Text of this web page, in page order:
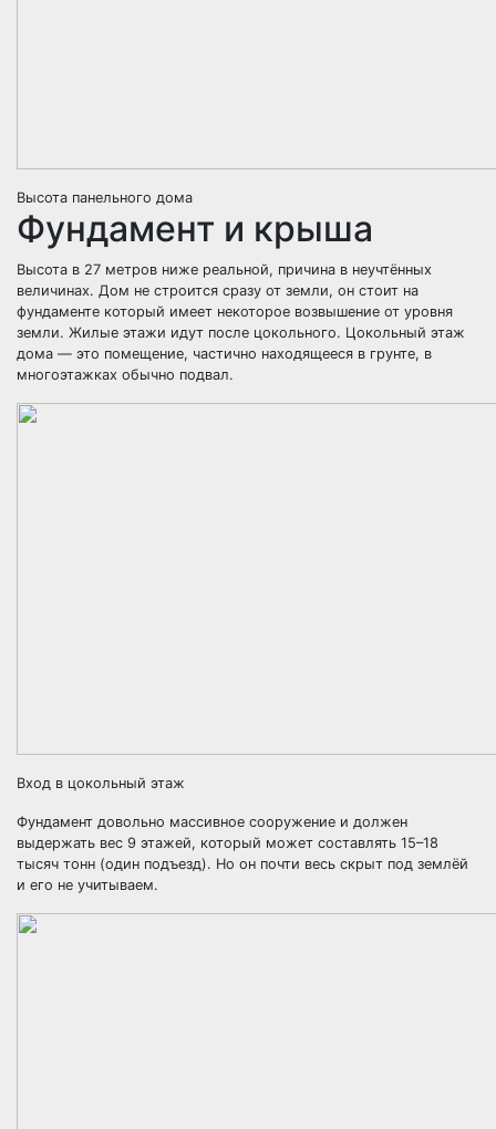
Высота панельного дома
Фундамент и крыша
Высота в 27 метров ниже реальной, причина в неучтённых
величинах. Дом не строится сразу от земли, он стоит на
фундаменте который имеет некоторое возвышение от уровня
земли. Жилые этажи идут после цокольного. Цокольный этаж
дома — это помещение, частично находящееся в грунте, в
многоэтажках обычно подвал.
Вход в цокольный этаж
Фундамент довольно массивное сооружение и должен
выдержать вес 9 этажей, который может составлять 15–18
тысяч тонн (один подъезд). Но он почти весь скрыт под землёй
и его не учитываем.